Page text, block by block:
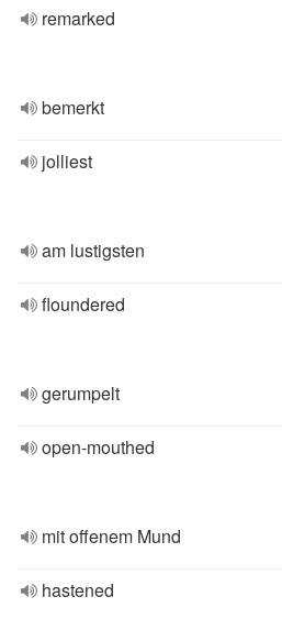
remarked
bemerkt
jolliest
am lustigsten
floundered
gerumpelt
open-mouthed
mit offenem Mund
hastened